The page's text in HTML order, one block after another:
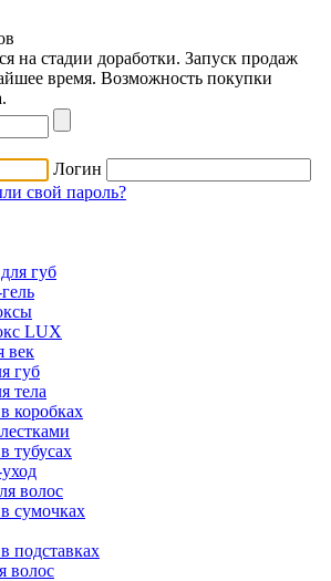
на стадии доработки. Запуск продаж
время. Возможность покупки
Логин
свой пароль?
губ
LUX
век
губ
тела
коробках
тубусах
волос
сумочках
подставках
волос